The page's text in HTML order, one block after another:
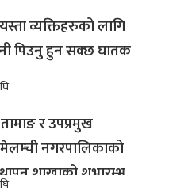
व्यक्तिहरुको लागि
पिउनु हुन सक्छ घातक
र उपप्रमुख
मेलम्ची नगरपालिकाको
शाखाको शुभारम्भ